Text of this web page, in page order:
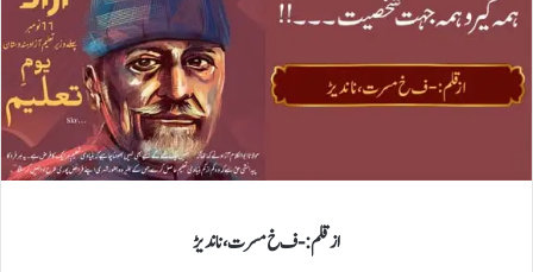
از قلم :- ف خ مسرت، ناندیڑ